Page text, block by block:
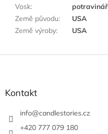
Vosk:
Země původu:
USA
Země výroby: USA
Z
Kontakt
info@candlestories.cz
+420 777 079 180